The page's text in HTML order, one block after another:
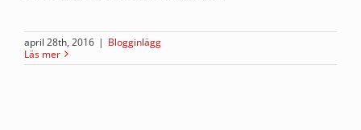
april 28th, 2016 | Blogginlägg
Läs mer